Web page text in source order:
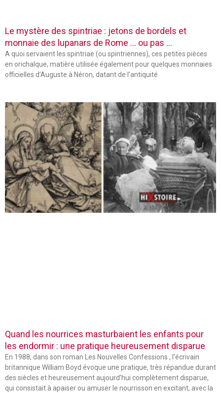
Le mystère des spintriae : jetons de bordels et
monnaie des lupanars de Rome … ou pas …
A quoi servaient les spintriae (ou spintriennes), ces petites pièces
en orichalque, matière utilisée également pour quelques monnaies
officielles d’Auguste à Néron, datant de l’antiquité
Quand les nourrices masturbaient les enfants pour
les endormir : une pratique heureusement disparue
En 1988, dans son roman Les Nouvelles Confessions , l’écrivain
britannique William Boyd évoque une pratique, très répandue durant
des siècles et heureusement aujourd’hui complètement disparue,
qui consistait à apaiser ou amuser le nourrisson en excitant, avec la